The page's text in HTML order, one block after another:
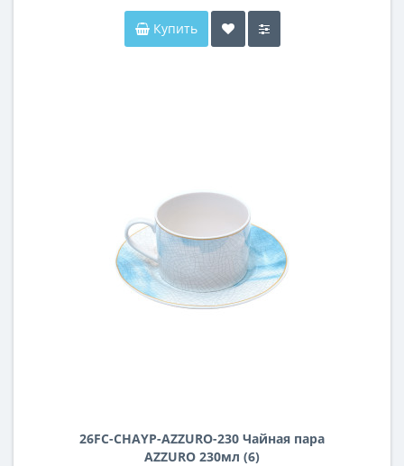
Купить
26FC-СHAYP-AZZURO-230 Чайная пара
AZZURO 230мл (6)